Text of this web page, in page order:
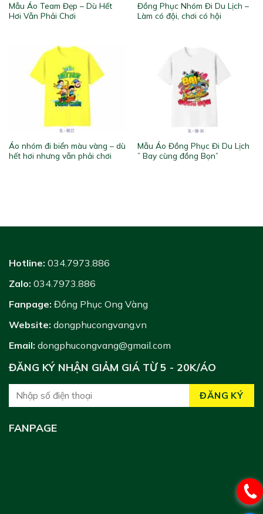
Mẫu Áo Team Đẹp – Dù Hết
Hơi Vẫn Phải Chơi
Đồng Phục Nhóm Đi Du Lịch –
Làm có đội, chơi có hội
Áo nhóm đi biển màu vàng – dù
hết hơi nhưng vẫn phải chơi
Mẫu Áo Đồng Phục Đi Du Lịch
” Bay cùng đồng Bọn”
Hotline: 034.7973.886
Zalo: 034.7973.886
Fanpage: Đồng Phục Ong Vàng
Website: dongphucongvang.vn
Email: dongphucongvang@gmail.com
ĐĂNG KÝ NHẬN GIẢM GIÁ TỪ 5 - 20K/ÁO
FANPAGE